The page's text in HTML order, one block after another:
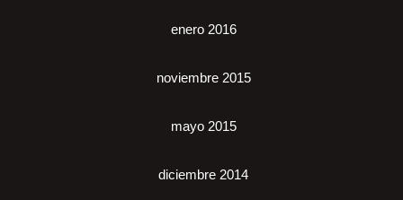
enero 2016
noviembre 2015
mayo 2015
diciembre 2014